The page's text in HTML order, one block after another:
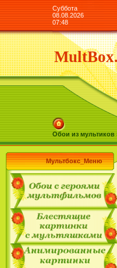
Суббота
08.08.2026
07:48
Обои из мультиков
Мультбокс_Меню